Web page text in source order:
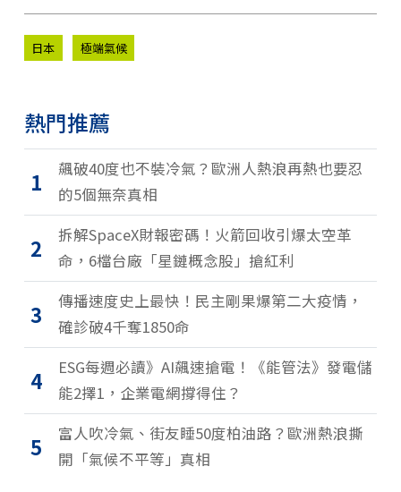
日本 極端氣候
熱門推薦
1
飆破40度也不裝冷氣？歐洲人熱浪再熱也要忍
的5個無奈真相
2
拆解SpaceX財報密碼！火箭回收引爆太空革
命，6檔台廠「星鏈概念股」搶紅利
3
傳播速度史上最快！民主剛果爆第二大疫情，
確診破4千奪1850命
4
ESG每週必讀》AI飆速搶電！《能管法》發電儲
能2擇1，企業電網撐得住？
5
富人吹冷氣、街友睡50度柏油路？歐洲熱浪撕
開「氣候不平等」真相